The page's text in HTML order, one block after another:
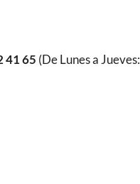
41 65 (De Lunes a Jueves: